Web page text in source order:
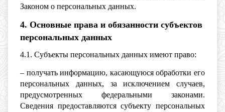
Законом о персональных данных.
4. Основные права и обязанности субъектов
персональных данных
4.1. Субъекты персональных данных имеют право:
– получать информацию, касающуюся обработки его
персональных данных, за исключением случаев,
предусмотренных федеральными законами.
Сведения предоставляются субъекту персональных